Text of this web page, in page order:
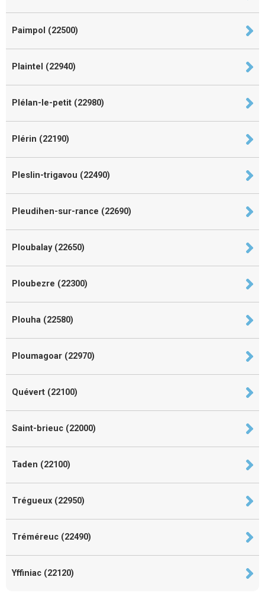
Paimpol (22500)
Plaintel (22940)
Plélan-le-petit (22980)
Plérin (22190)
Pleslin-trigavou (22490)
Pleudihen-sur-rance (22690)
Ploubalay (22650)
Ploubezre (22300)
Plouha (22580)
Ploumagoar (22970)
Quévert (22100)
Saint-brieuc (22000)
Taden (22100)
Trégueux (22950)
Tréméreuc (22490)
Yffiniac (22120)